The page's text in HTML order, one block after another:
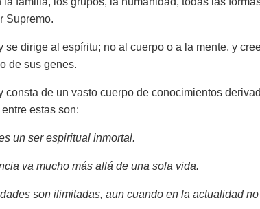
Supremo.
se dirige al espíritu; no al cuerpo o a la mente, y
de sus genes.
consta de un vasto cuerpo de conocimientos
estas son:
un ser espiritual inmortal.
va mucho más allá de una sola vida.
son ilimitadas, aun cuando en la actualidad